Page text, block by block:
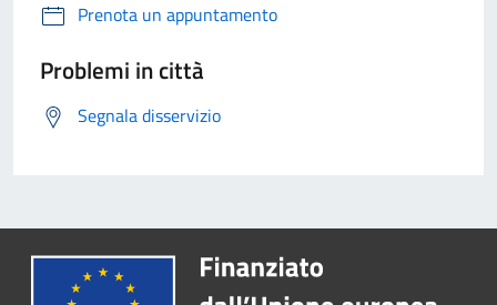
Prenota un appuntamento
Problemi in città
Segnala disservizio